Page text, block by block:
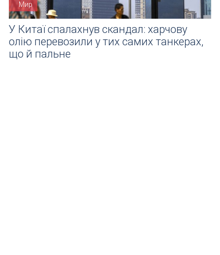
Мир
У Китаї спалахнув скандал: харчову
олію перевозили у тих самих танкерах,
що й пальне